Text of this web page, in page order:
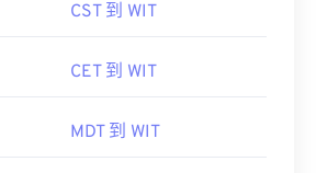
CST 到 WIT
CET 到 WIT
MDT 到 WIT